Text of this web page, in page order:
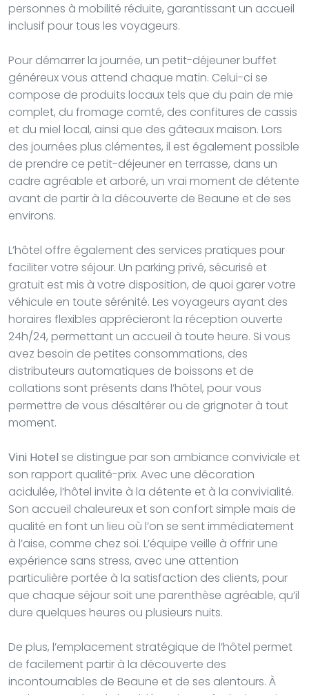
personnes à mobilité réduite, garantissant un accueil
inclusif pour tous les voyageurs.
Pour démarrer la journée, un petit-déjeuner buffet
généreux vous attend chaque matin. Celui-ci se
compose de produits locaux tels que du pain de mie
complet, du fromage comté, des confitures de cassis
et du miel local, ainsi que des gâteaux maison. Lors
des journées plus clémentes, il est également possible
de prendre ce petit-déjeuner en terrasse, dans un
cadre agréable et arboré, un vrai moment de détente
avant de partir à la découverte de Beaune et de ses
environs.
L’hôtel offre également des services pratiques pour
faciliter votre séjour. Un parking privé, sécurisé et
gratuit est mis à votre disposition, de quoi garer votre
véhicule en toute sérénité. Les voyageurs ayant des
horaires flexibles apprécieront la réception ouverte
24h/24, permettant un accueil à toute heure. Si vous
avez besoin de petites consommations, des
distributeurs automatiques de boissons et de
collations sont présents dans l’hôtel, pour vous
permettre de vous désaltérer ou de grignoter à tout
moment.
Vini Hotel se distingue par son ambiance conviviale et
son rapport qualité-prix. Avec une décoration
acidulée, l’hôtel invite à la détente et à la convivialité.
Son accueil chaleureux et son confort simple mais de
qualité en font un lieu où l’on se sent immédiatement
à l’aise, comme chez soi. L’équipe veille à offrir une
expérience sans stress, avec une attention
particulière portée à la satisfaction des clients, pour
que chaque séjour soit une parenthèse agréable, qu’il
dure quelques heures ou plusieurs nuits.
De plus, l’emplacement stratégique de l’hôtel permet
de facilement partir à la découverte des
incontournables de Beaune et de ses alentours. À